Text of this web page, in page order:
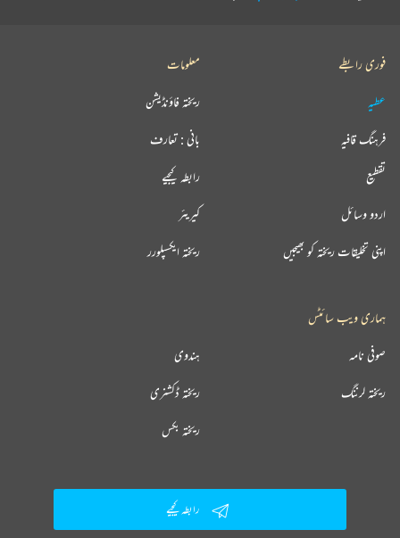
فوری رابطے
عطیہ
فرہنگ قافیہ
تقطیع
اردو وسائل
اپنی تخلیقات ریختہ کو بھیجیں
معلومات
ریختہ فاؤنڈیشن
بانی : تعارف
رابطہ کیجیے
کیریئر
ریختہ ایکسپلورر
ہماری ویب سائٹس
ہندوی صوفی نامہ
ریختہ ڈکشنری ریختہ لرننگ
ریختہ بکس
رابطہ کیجیے